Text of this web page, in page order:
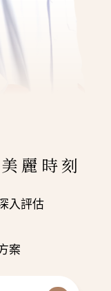
麗時刻
入評估
案